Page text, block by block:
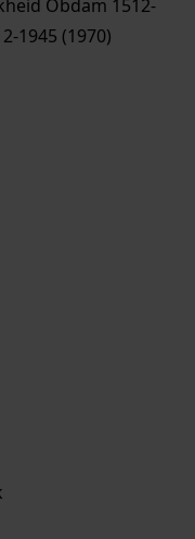
Obdam 1512-
1945 (1970)